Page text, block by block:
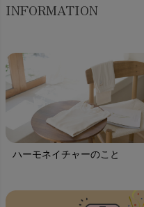
INFORMATION
ハーモネイチャーのこと